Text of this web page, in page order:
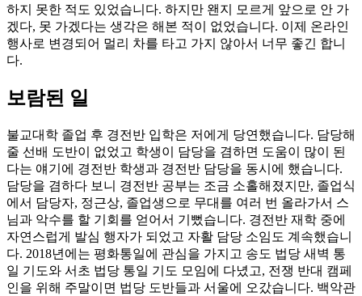
하지 못한 적도 있었습니다. 하지만 왠지 모르게 앞으로 안 가
겠다, 못 가겠다는 생각은 해본 적이 없었습니다. 이제 온라인
행사로 변경되어 멀리 차를 타고 가지 않아서 너무 좋긴 합니
다.
보람된 일
불교대학 졸업 후 경전반 입학은 저에게 당연했습니다. 담당해
줄 선배 도반이 없었고 학생이 담당을 겸하면 도움이 많이 된
다는 얘기에 경전반 학생과 경전반 담당을 동시에 했습니다.
담당을 겸하다 보니 경전반 공부는 조금 소홀해졌지만, 졸업식
에서 담당자, 정근상, 졸업생으로 무대를 여러 번 올라가서 스
님과 악수를 할 기회를 얻어서 기뻤습니다. 경전반 재학 중에
자연스럽게 발심 행자가 되었고 자활 담당 소임도 계속했습니
다. 2018년에는 평화통일에 관심을 가지고 송도 법당 새벽 통
일 기도와 서초 법당 통일 기도 모임에 다녔고, 전쟁 반대 캠페
인을 위해 주말이면 법당 도반들과 서울에 오갔습니다. 백악관